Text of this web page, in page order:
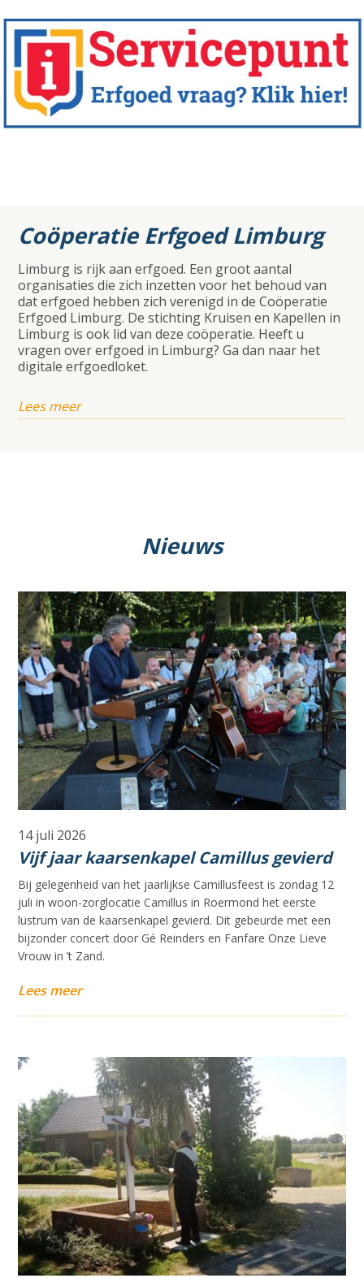
Coöperatie Erfgoed Limburg
Limburg is rijk aan erfgoed. Een groot aantal
organisaties die zich inzetten voor het behoud van
dat erfgoed hebben zich verenigd in de Coöperatie
Erfgoed Limburg. De stichting Kruisen en Kapellen in
Limburg is ook lid van deze coöperatie. Heeft u
vragen over erfgoed in Limburg? Ga dan naar het
digitale erfgoedloket.
Lees meer
Nieuws
14 juli 2026
Vijf jaar kaarsenkapel Camillus gevierd
Bij gelegenheid van het jaarlijkse Camillusfeest is zondag 12
juli in woon-zorglocatie Camillus in Roermond het eerste
lustrum van de kaarsenkapel gevierd. Dit gebeurde met een
bijzonder concert door Gé Reinders en Fanfare Onze Lieve
Vrouw in ’t Zand.
Lees meer